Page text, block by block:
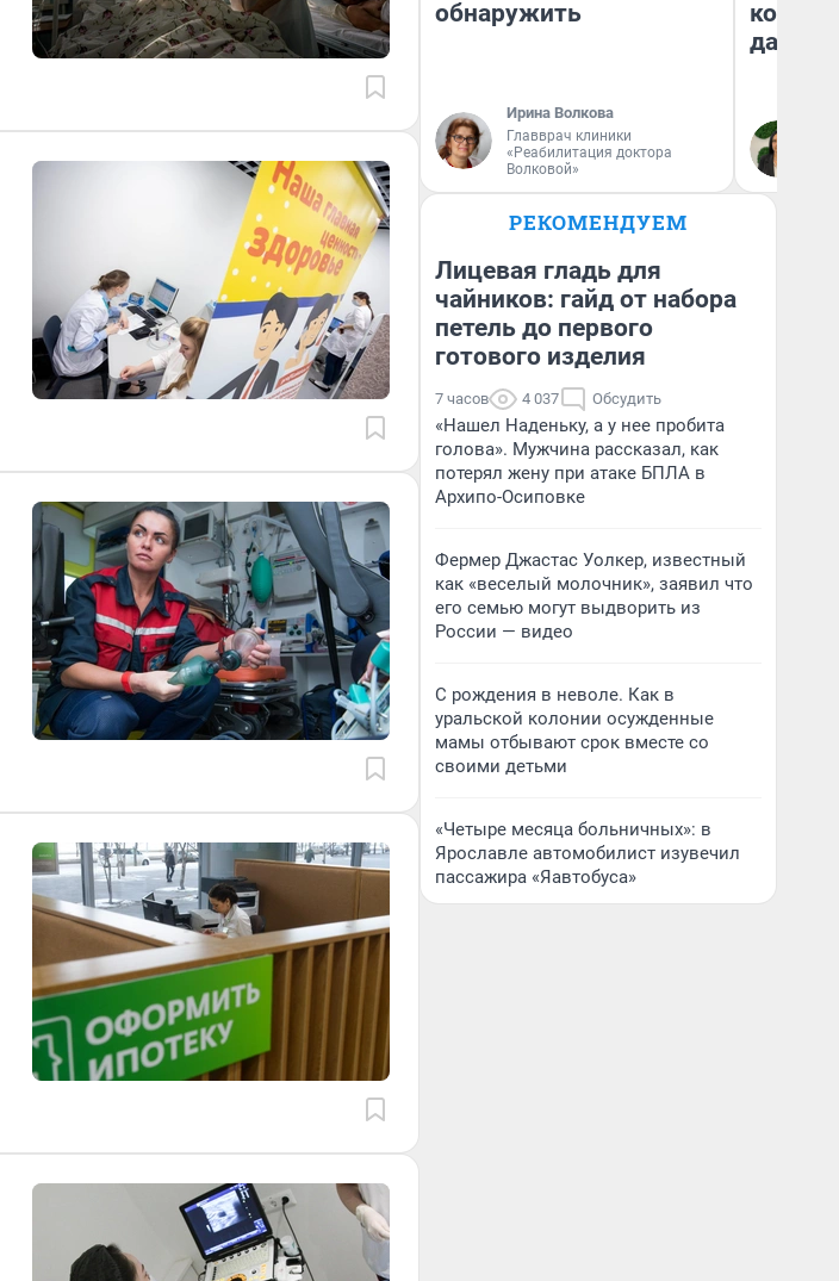
обнаружить
Ирина Волкова
Главврач клиники
«Реабилитация доктора
Волковой»
даже
РЕКОМЕНДУЕМ
Лицевая гладь для
чайников: гайд от набора
петель до первого
готового изделия
7 часов 4 037 Обсудить
«Нашел Наденьку, а у нее пробита
голова». Мужчина рассказал, как
потерял жену при атаке БПЛА в
Архипо-Осиповке
Фермер Джастас Уолкер, известный
как «веселый молочник», заявил что
его семью могут выдворить из
России — видео
С рождения в неволе. Как в
уральской колонии осужденные
мамы отбывают срок вместе со
своими детьми
«Четыре месяца больничных»: в
Ярославле автомобилист изувечил
пассажира «Яавтобуса»